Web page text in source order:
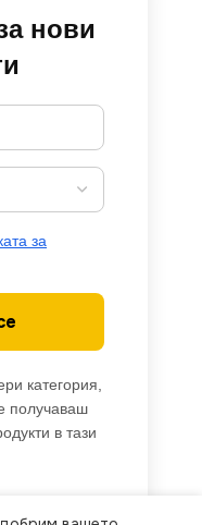
нови
за
категория,
получаваш
в тази